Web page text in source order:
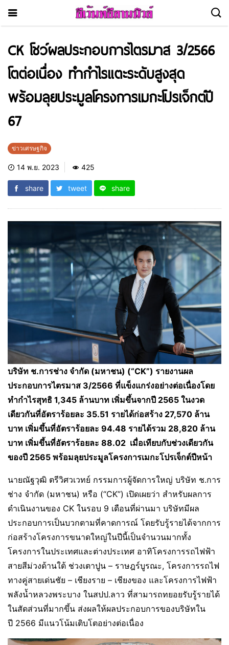
CK โชว์ผลประกอบการไตรมาส 3/2566
โตต่อเนื่อง ทำกำไรแตะระดับสูงสุด
พร้อมลุยประมูลโครงการเมกะโปรเจ็กต์ปี
67
ข่าวเศรษฐกิจ
14 พ.ย. 2023 425
share tweet share
บริษัท ช.การช่าง จำกัด (มหาชน) (“CK”) รายงานผล
ประกอบการไตรมาส 3/2566 ที่แข็งแกร่งอย่างต่อเนื่องโดย
ทำกำไรสุทธิ 1,345 ล้านบาท เพิ่มขึ้นจากปี 2565 ในงวด
เดียวกันที่อัตราร้อยละ 35.51 รายได้ก่อสร้าง 27,570 ล้าน
บาท เพิ่มขึ้นที่อัตราร้อยละ 94.48 รายได้รวม 28,820 ล้าน
บาท เพิ่มขึ้นที่อัตราร้อยละ 88.02 เมื่อเทียบกับช่วงเดียวกัน
ของปี 2565 พร้อมลุยประมูลโครงการเมกะโปรเจ็กต์ปีหน้า
นายณัฐวุฒิ ตรีวิศวเวทย์ กรรมการผู้จัดการใหญ่ บริษัท ช.การ
ช่าง จำกัด (มหาชน) หรือ (“CK”) เปิดเผยว่า สำหรับผลการ
ดำเนินงานของ CK ในรอบ 9 เดือนที่ผ่านมา บริษัทมีผล
ประกอบการเป็นบวกตามที่คาดการณ์ โดยรับรู้รายได้จากการ
ก่อสร้างโครงการขนาดใหญ่ในปีนี้เป็นจำนวนมากทั้ง
โครงการในประเทศและต่างประเทศ อาทิโครงการรถไฟฟ้า
สายสีม่วงด้านใต้ ช่วงเตาปูน – ราษฎร์บูรณะ, โครงการรถไฟ
ทางคู่สายเด่นชัย – เชียงราย – เชียงของ และโครงการไฟฟ้า
พลังน้ำหลวงพระบาง ในสปป.ลาว ที่สามารถทยอยรับรู้รายได้
ในสัดส่วนที่มากขึ้น ส่งผลให้ผลประกอบการของบริษัทใน
ปี 2566 มีแนวโน้มเติบโตอย่างต่อเนื่อง